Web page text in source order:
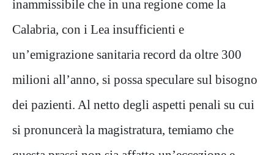
inammissibile che in una regione come la
Calabria, con i Lea insufficienti e
un’emigrazione sanitaria record da oltre 300
milioni all’anno, si possa speculare sul bisogno
dei pazienti. Al netto degli aspetti penali su cui
si pronuncerà la magistratura, temiamo che